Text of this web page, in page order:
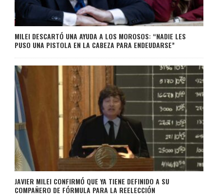
MILEI DESCARTÓ UNA AYUDA A LOS MOROSOS: “NADIE LES
PUSO UNA PISTOLA EN LA CABEZA PARA ENDEUDARSE”
JAVIER MILEI CONFIRMÓ QUE YA TIENE DEFINIDO A SU
COMPAÑERO DE FÓRMULA PARA LA REELECCIÓN